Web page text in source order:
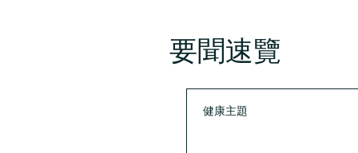
要聞速覽
健康主題